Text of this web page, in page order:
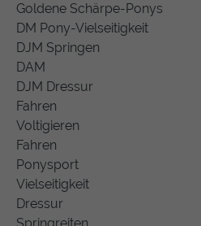
Goldene Schärpe-Ponys
DM Pony-Vielseitigkeit
DJM Springen
DAM
DJM Dressur
Fahren
Voltigieren
Fahren
Ponysport
Vielseitigkeit
Dressur